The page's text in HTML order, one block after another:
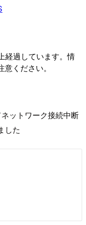
経過しています。情
ください。
ットワーク接続中断
した